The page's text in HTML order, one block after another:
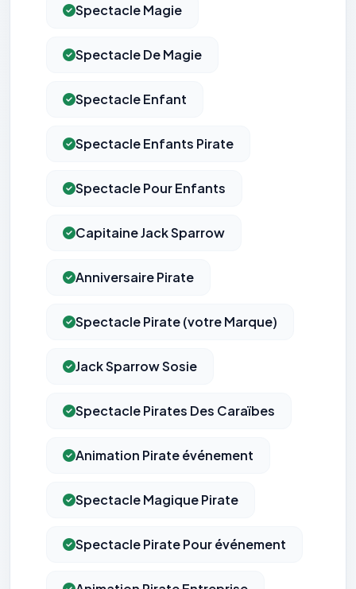
Spectacle Magie
Spectacle De Magie
Spectacle Enfant
Spectacle Enfants Pirate
Spectacle Pour Enfants
Capitaine Jack Sparrow
Anniversaire Pirate
Spectacle Pirate (votre Marque)
Jack Sparrow Sosie
Spectacle Pirates Des Caraïbes
Animation Pirate événement
Spectacle Magique Pirate
Spectacle Pirate Pour événement